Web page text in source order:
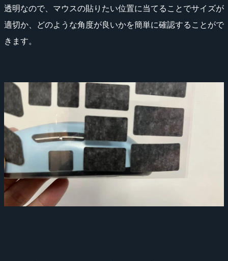
透明なので、マウスの貼りたい位置に当てることでサイズが
適切か、どのような角度が良いかを簡単に確認することがで
きます。